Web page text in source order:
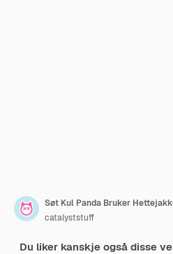
catalyststuff
Du liker kanskje også disse